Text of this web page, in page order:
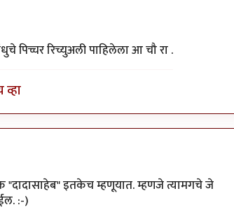
पक
पिच्चर रिच्युअली पाहिलेला आ चौ रा .
"दादासाहेब" इतकेच म्हणूयात. म्हणजे त्यामगचे जे
:-)